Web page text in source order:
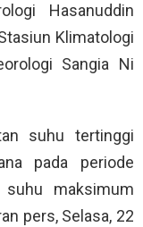
Hasanuddin
Klimatologi
Sangia Ni
suhu tertinggi
pada periode
maksimum
pers, Selasa, 22